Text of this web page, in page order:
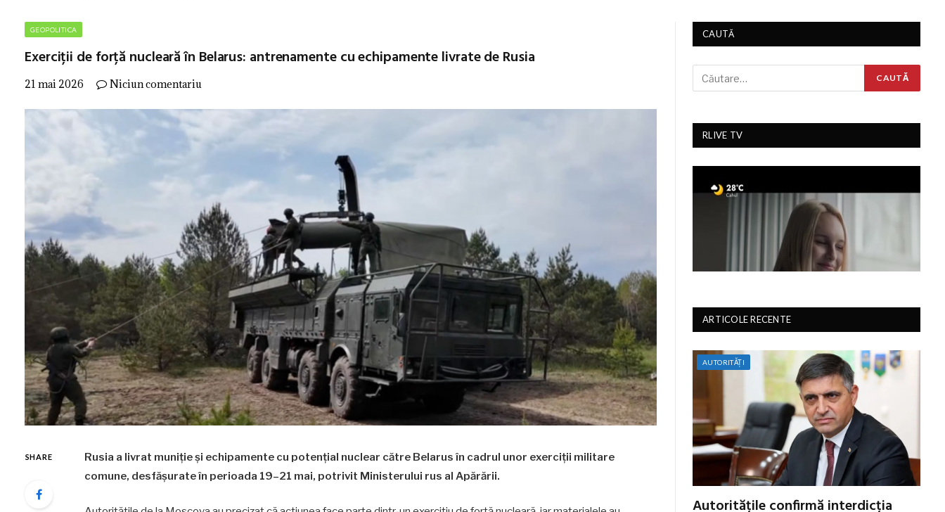
GEOPOLITICA
Exerciții de forță nucleară în Belarus: antrenamente cu echipamente livrate de Rusia
21 mai 2026 Niciun comentariu
SHARE
Rusia a livrat muniție și echipamente cu potențial nuclear către Belarus în cadrul unor exerciții militare
comune, desfășurate în perioada 19–21 mai, potrivit Ministerului rus al Apărării.
CAUTĂ
RLIVE TV
ARTICOLE RECENTE
AUTORITĂȚI
Autoritățile confirmă interdicția